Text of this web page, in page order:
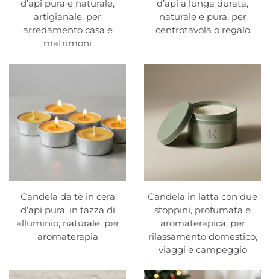
d’api pura e naturale,
artigianale, per
arredamento casa e
matrimoni
d’api a lunga durata,
naturale e pura, per
centrotavola o regalo
Candela da tè in cera
d’api pura, in tazza di
alluminio, naturale, per
aromaterapia
Candela in latta con due
stoppini, profumata e
aromaterapica, per
rilassamento domestico,
viaggi e campeggio